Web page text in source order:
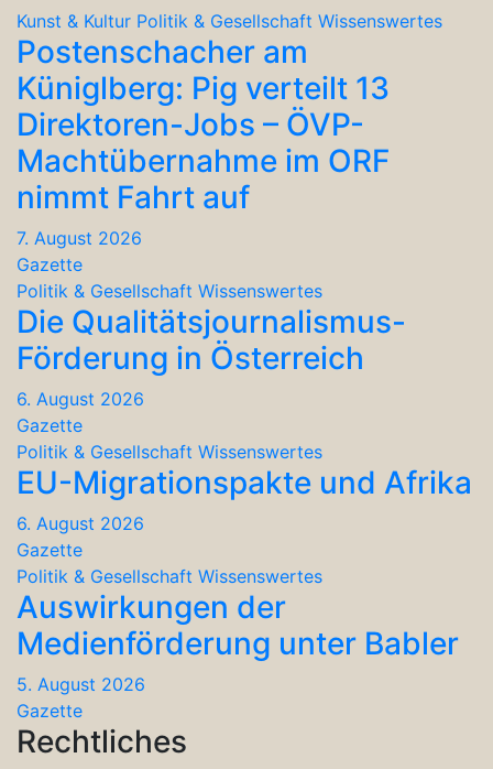
Kunst & Kultur Politik & Gesellschaft Wissenswertes
Postenschacher am
Küniglberg: Pig verteilt 13
Direktoren-Jobs – ÖVP-
Machtübernahme im ORF
nimmt Fahrt auf
7. August 2026
Gazette
Politik & Gesellschaft Wissenswertes
Die Qualitätsjournalismus-
Förderung in Österreich
6. August 2026
Gazette
Politik & Gesellschaft Wissenswertes
EU-Migrationspakte und Afrika
6. August 2026
Gazette
Politik & Gesellschaft Wissenswertes
Auswirkungen der
Medienförderung unter Babler
5. August 2026
Gazette
Rechtliches